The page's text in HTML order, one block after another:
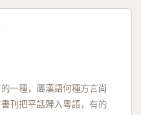
一種，屬漢語何種方言尚
刊把平話歸入粵語，有的